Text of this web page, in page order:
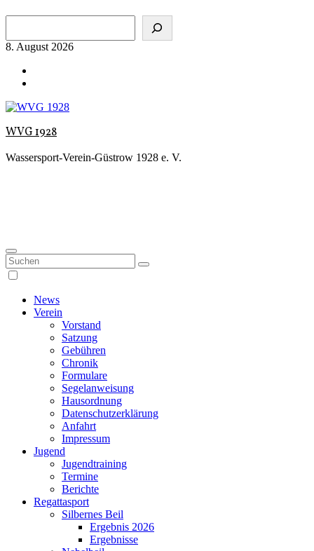
springen
8. August 2026
WVG 1928
Wassersport-Verein-Güstrow 1928 e. V.
News
Verein
Vorstand
Satzung
Gebühren
Chronik
Formulare
Segelanweisung
Hausordnung
Datenschutzerklärung
Anfahrt
Impressum
Jugend
Jugendtraining
Termine
Berichte
Regattasport
Silbernes Beil
Ergebnis 2026
Ergebnisse